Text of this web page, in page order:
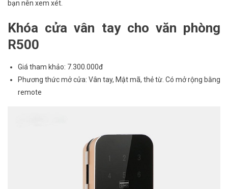
bạn nên xem xét.
Khóa cửa vân tay cho văn phòng
R500
Giá tham khảo: 7.300.000đ
Phương thức mở cửa: Vân tay, Mật mã, thẻ từ. Có mở rộng bằng
remote